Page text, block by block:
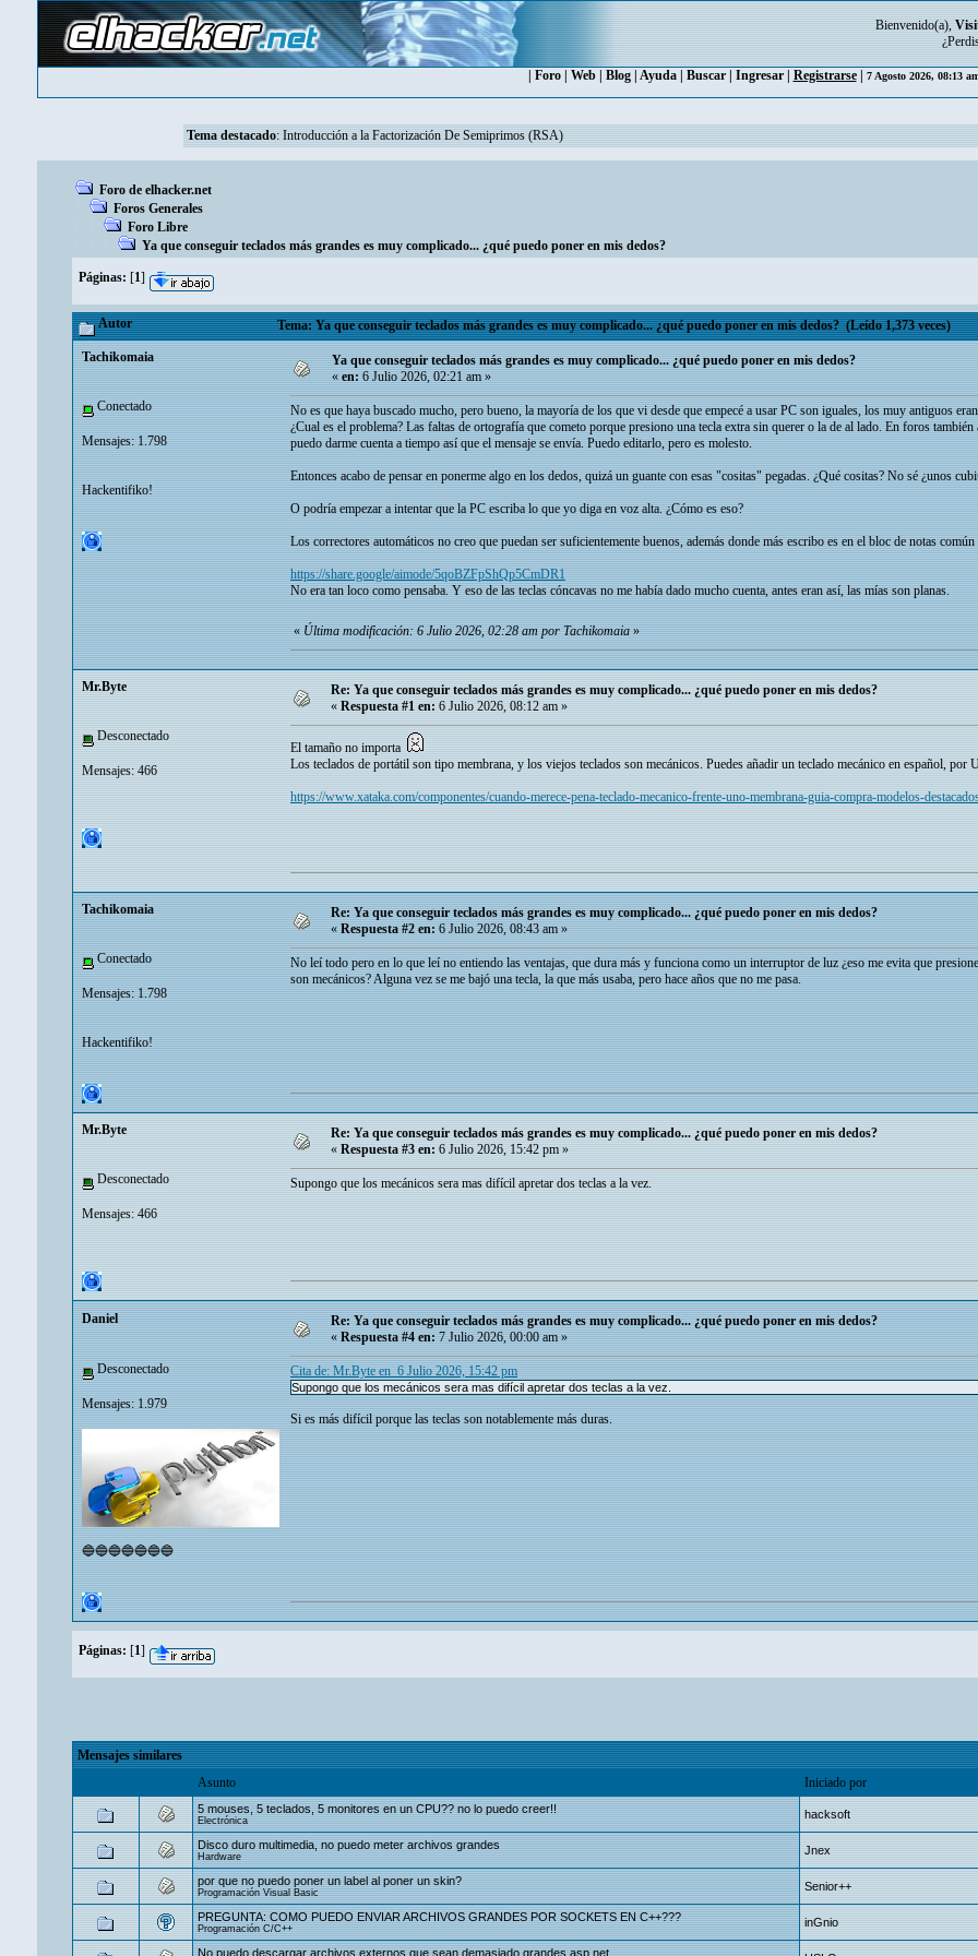
Bienvenido(a),
Foro| Web| Blog| Ayuda| Buscar| Ingresar| Registrarse| 7 Agosto 2026, 08:13
Tema destacado: Introducción a la Factorización De Semiprimos (RSA)
Foro de elhacker.net
Foros Generales
Foro Libre
Ya que conseguir teclados más grandes es muy complicado... ¿qué puedo poner en mis dedos?
Páginas: [1]
Autor Tema: Ya que conseguir teclados más grandes es muy complicado... ¿qué puedo poner en mis dedos? (Leído 1,373 veces)
Tachikomaia
Conectado
Mensajes: 1.798
Hackentifiko!
Ya que conseguir teclados más grandes es muy complicado... ¿qué puedo poner en mis dedos?
«en:6 Julio 2026, 02:21 am »
No es que haya buscado mucho, pero bueno, la mayoría de los que vi desde que empecé a usar PC son iguales, los muy antiguos
¿Cual es el problema? Las faltas de ortografía que cometo porque presiono una tecla extra sin querer o la de al lado. En foros
puedo darme cuenta a tiempo así que el mensaje se envía. Puedo editarlo, pero es molesto.
Entonces acabo de pensar en ponerme algo en los dedos, quizá un guante con esas "cositas" pegadas. ¿Qué cositas? No sé ¿unos
O podría empezar a intentar que la PC escriba lo que yo diga en voz alta. ¿Cómo es eso?
Los correctores automáticos no creo que puedan ser suficientemente buenos, además donde más escribo es en el bloc de notas
https://share.google/aimode/5qoBZFpShQp5CmDR1
No era tan loco como pensaba. Y eso de las teclas cóncavas no me había dado mucho cuenta, antes eran así, las mías son planas.
«Última modificación: 6 Julio 2026, 02:28 am por Tachikomaia»
Mr.Byte
Desconectado
Mensajes: 466
Re: Ya que conseguir teclados más grandes es muy complicado... ¿qué puedo poner en mis dedos?
« Respuesta #1 en: 6 Julio 2026, 08:12 am »
El tamaño no importa
Los teclados de portátil son tipo membrana, y los viejos teclados son mecánicos. Puedes añadir un teclado mecánico en español, por
https://www.xataka.com/componentes/cuando-merece-pena-teclado-mecanico-frente-uno-membrana-guia-compra-modelos-
Tachikomaia
Conectado
Mensajes: 1.798
Hackentifiko!
Re: Ya que conseguir teclados más grandes es muy complicado... ¿qué puedo poner en mis dedos?
«Respuesta #2 en:6 Julio 2026, 08:43 am »
No leí todo pero en lo que leí no entiendo las ventajas, que dura más y funciona como un interruptor de luz ¿eso me evita que
son mecánicos? Alguna vez se me bajó una tecla, la que más usaba, pero hace años que no me pasa.
Mr.Byte
Desconectado
Mensajes: 466
Re: Ya que conseguir teclados más grandes es muy complicado... ¿qué puedo poner en mis dedos?
« Respuesta #3 en: 6 Julio 2026, 15:42 pm »
Supongo que los mecánicos sera mas difícil apretar dos teclas a la vez.
Danielㅤ
Desconectado
Mensajes: 1.979
🔵🔵🔵🔵🔵🔵🔵
Re: Ya que conseguir teclados más grandes es muy complicado... ¿qué puedo poner en mis dedos?
«Respuesta #4 en:7 Julio 2026, 00:00 am »
Cita de: Mr.Byte en 6 Julio 2026, 15:42 pm
Supongo que los mecánicos sera mas difícil apretar dos teclas a la vez.
Si es más difícil porque las teclas son notablemente más duras.
Páginas: [1]
Mensajes similares
Asunto
Iniciado por
5 mouses, 5 teclados, 5 monitores en un CPU?? no lo puedo creer!!
Electrónica hacksoft
Disco duro multimedia, no puedo meter archivos grandes
Hardware Jnex
por que no puedo poner un label al poner un skin?
Programación Visual Basic Senior++
PREGUNTA: COMO PUEDO ENVIAR ARCHIVOS GRANDES POR SOCKETS EN C++???
Programación C/C++ inGnio
No puedo descargar archivos externos que sean demasiado grandes.asp.net